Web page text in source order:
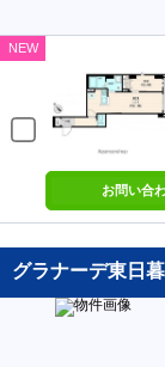
NEW
お問い合
グラナーデ東日